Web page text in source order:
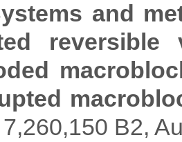
and
reversible
B2,